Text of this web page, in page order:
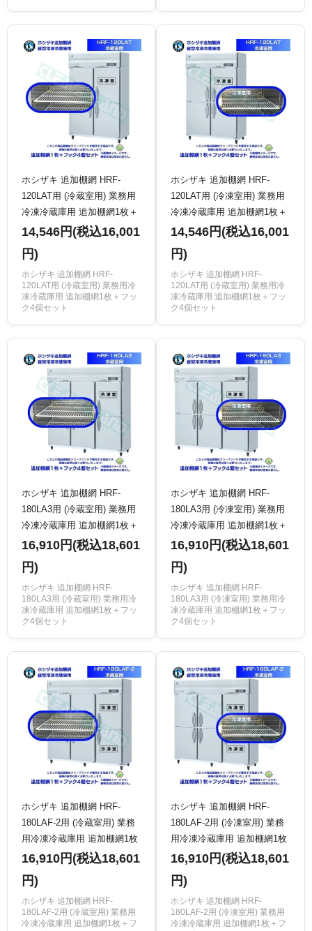
ホシザキ 追加棚網 HRF-
120LAT用 (冷蔵室用) 業務用
冷凍冷蔵庫用 追加棚網1枚＋
フック4個セット
14,546円(税込16,001
円)
ホシザキ 追加棚網 HRF-
120LAT用 (冷蔵室用) 業務用冷
凍冷蔵庫用 追加棚網1枚＋フッ
ク4個セット
ホシザキ 追加棚網 HRF-
120LAT用 (冷凍室用) 業務用
冷凍冷蔵庫用 追加棚網1枚＋
フック4個セット
14,546円(税込16,001
円)
ホシザキ 追加棚網 HRF-
120LAT用 (冷蔵室用) 業務用冷
凍冷蔵庫用 追加棚網1枚＋フッ
ク4個セット
ホシザキ 追加棚網 HRF-
180LA3用 (冷蔵室用) 業務用
冷凍冷蔵庫用 追加棚網1枚＋
フック4個セット
16,910円(税込18,601
円)
ホシザキ 追加棚網 HRF-
180LA3用 (冷蔵室用) 業務用冷
凍冷蔵庫用 追加棚網1枚＋フッ
ク4個セット
ホシザキ 追加棚網 HRF-
180LA3用 (冷凍室用) 業務用
冷凍冷蔵庫用 追加棚網1枚＋
フック4個セット
16,910円(税込18,601
円)
ホシザキ 追加棚網 HRF-
180LA3用 (冷凍室用) 業務用冷
凍冷蔵庫用 追加棚網1枚＋フッ
ク4個セット
ホシザキ 追加棚網 HRF-
180LAF-2用 (冷蔵室用) 業務
用冷凍冷蔵庫用 追加棚網1枚
＋フック4個セット
16,910円(税込18,601
円)
ホシザキ 追加棚網 HRF-
180LAF-2用 (冷蔵室用) 業務用
冷凍冷蔵庫用 追加棚網1枚＋フ
ホシザキ 追加棚網 HRF-
180LAF-2用 (冷凍室用) 業務
用冷凍冷蔵庫用 追加棚網1枚
＋フック4個セット
16,910円(税込18,601
円)
ホシザキ 追加棚網 HRF-
180LAF-2用 (冷凍室用) 業務用
冷凍冷蔵庫用 追加棚網1枚＋フ